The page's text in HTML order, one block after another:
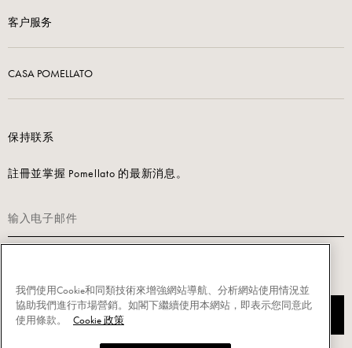
客户服务
CASA POMELLATO
保持联系
註冊並掌握 Pomellato 的最新消息。
注册订阅
我們使用Cookie和同類技術來增強網站導航、分析網站使用情況並
協助我們進行市場營銷。如閣下繼續使用本網站，即表示您同意此
使用條款。
Cookie 政策